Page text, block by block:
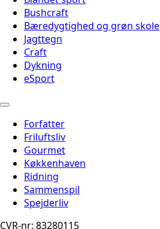
Bushcraft
Bæredygtighed og grøn skole
Jagttegn
Craft
Dykning
eSport
Forfatter
Friluftsliv
Gourmet
Køkkenhaven
Ridning
Sammenspil
Spejderliv
CVR-nr: 83280115